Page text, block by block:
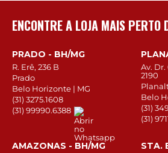
ENCONTRE A LOJA MAIS PERTO
PRADO - BH/MG
R. Erê, 236 B
Prado
Belo Horizonte | MG
(31) 3275.1608
(31) 99990.6388
Av.
2190
Belo
(31)
(31)
AMAZONAS - BH/MG STA.